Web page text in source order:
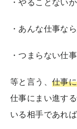
・あんな仕事な
・つまらない仕
等と言う、 仕事
仕事にまい進す
いる相手であれば